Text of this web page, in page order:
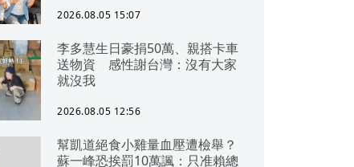
2026.08.05 15:07
李多慧生日豪捐50萬、親搭卡車
送物資 感性謝台灣：沒有大家
就沒我
2026.08.05 12:56
幫凱道絕食小雞量血壓遭檢舉？
蘇一峰恐挨罰10萬諷：只准賴總